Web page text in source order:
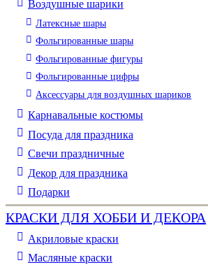
Воздушные шарики
Латексные шары
Фольгированные шары
Фольгированные фигуры
Фольгированные цифры
Аксессуары для воздушных шариков
Карнавальные костюмы
Посуда для праздника
Свечи праздничные
Декор для праздника
Подарки
КРАСКИ ДЛЯ ХОББИ И ДЕКОРА
Акриловые краски
Масляные краски